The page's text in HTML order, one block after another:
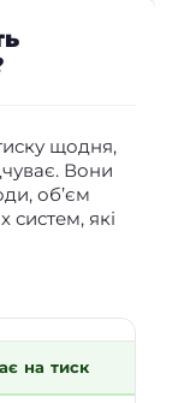
щодня,
Вони
об’єм
систем, які
на тиск